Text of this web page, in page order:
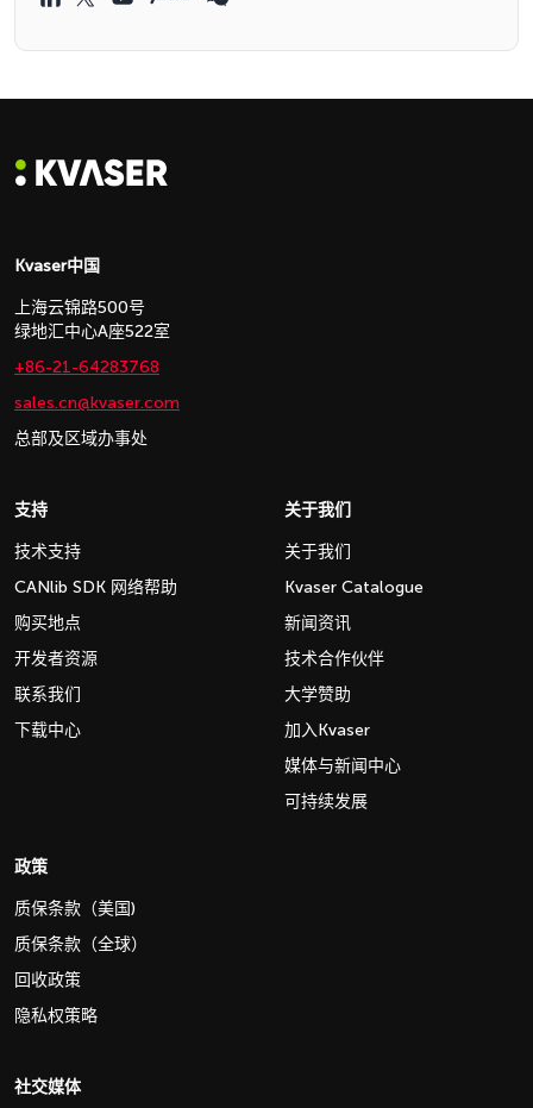
Kvaser中国
上海云锦路500号
绿地汇中心A座522室
+86-21-64283768
sales.cn@kvaser.com
总部及区域办事处
支持
技术支持
CANlib SDK 网络帮助
购买地点
开发者资源
联系我们
下载中心
关于我们
关于我们
Kvaser Catalogue
新闻资讯
技术合作伙伴
大学赞助
加入Kvaser
媒体与新闻中心
可持续发展
政策
质保条款（美国)
质保条款（全球）
回收政策
隐私权策略
社交媒体